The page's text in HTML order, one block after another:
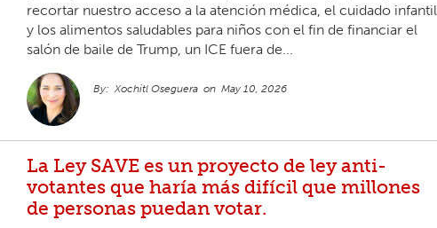
recortar nuestro acceso a la atención médica, el cuidado infantil
y los alimentos saludables para niños con el fin de financiar el
salón de baile de Trump, un ICE fuera de...
Xochitl Oseguera May 10, 2026
La Ley SAVE es un proyecto de ley anti-
votantes que haría más difícil que millones
de personas puedan votar.